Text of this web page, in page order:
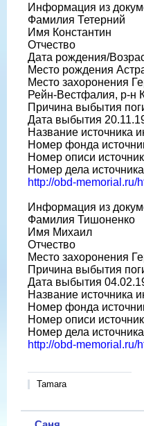
Информация из
Фамилия Тетерний
Имя Константин
Отчество
Дата рождения/
Место рождения
Место захоронения
Рейн-Вестфалия, р-н
Причина выбытия
Дата выбытия
Название
Номер фонда
Номер описи
Номер дела
http://obd-memorial.ru/
Информация из
Фамилия Тишоненко
Имя Михаил
Отчество
Место захоронения
Причина выбытия
Дата выбытия
Название
Номер фонда
Номер описи
Номер дела
http://obd-memorial.ru/
Tamara